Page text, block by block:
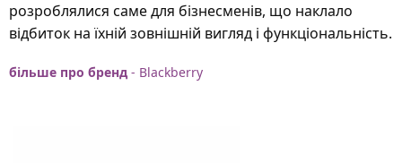
розроблялися саме для бізнесменів, що наклало
відбиток на їхній зовнішній вигляд і функціональність.
більше про бренд - Blackberry